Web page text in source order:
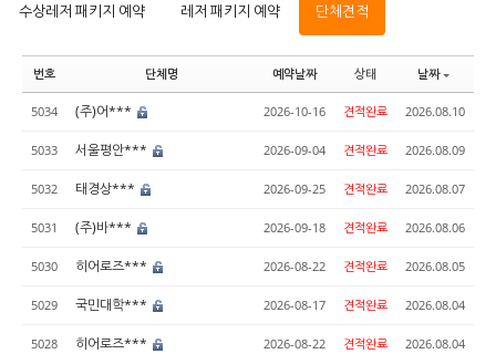
수상레저 패키지 예약 레저 패키지 예약 단체견적
번호 단체명 예약날짜 상태 날짜
5034 (주)어*** 2026-10-16 견적완료 2026.08.10
5033 서울평안*** 2026-09-04 견적완료 2026.08.09
5032 태경상*** 2026-09-25 견적완료 2026.08.07
5031 (주)바*** 2026-09-18 견적완료 2026.08.06
5030 히어로즈*** 2026-08-22 견적완료 2026.08.05
5029 국민대학*** 2026-08-17 견적완료 2026.08.04
5028 히어로즈*** 2026-08-22 견적완료 2026.08.04